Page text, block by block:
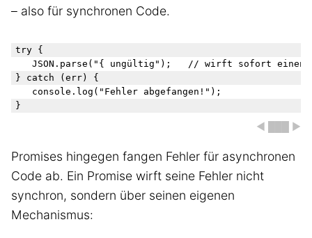
– also für synchronen Code.
try {
} catch (err) {
◀ ███ ▶
Promises hingegen fangen Fehler für asynchronen
Code ab. Ein Promise wirft seine Fehler nicht
synchron, sondern über seinen eigenen
Mechanismus: